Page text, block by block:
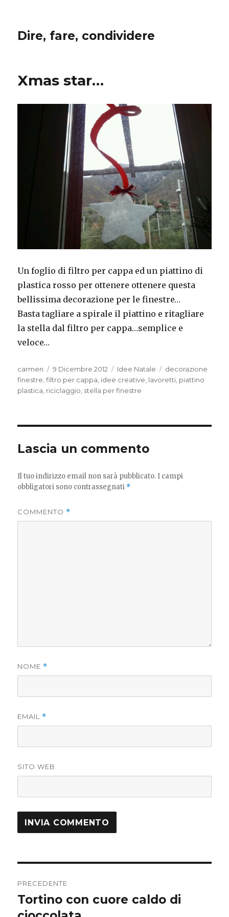
Dire, fare, condividere
Xmas star…
Un foglio di filtro per cappa ed un piattino di
plastica rosso per ottenere ottenere questa
bellissima decorazione per le finestre…
Basta tagliare a spirale il piattino e ritagliare
la stella dal filtro per cappa…semplice e
veloce…
Autore
carmen
Pubblicato
il
9 Dicembre 2012 Categorie
Idee Natale Tag
decorazione
finestre,filtro per cappa, idee creative, lavoretti, piattino
plastica, riciclaggio, stella per finestre
Lascia un commento
Il tuo indirizzo email non sarà pubblicato. I campi
obbligatori sono contrassegnati *
COMMENTO *
NOME *
EMAIL *
SITO WEB
articoli
PRECEDENTE
Articolo
precedente:
Tortino con cuore caldo di